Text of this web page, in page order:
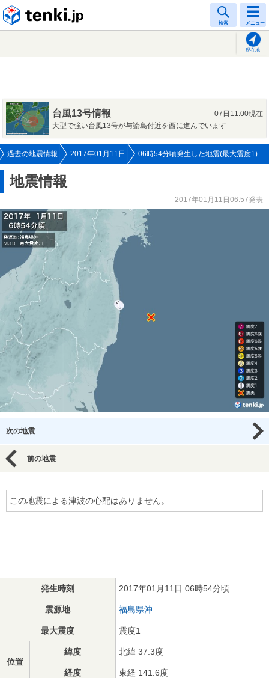
検索 メニュー
現在地
台風13号情報
07日11:00現在
大型で強い台風13号が与論島付近を西に進んでいます
過去の地震情報 2017年01月11日 06時54分頃発生した地震(最大震度1)
地震情報
2017年01月11日06:57発表
次の地震
前の地震
この地震による津波の心配はありません。
発生時刻 2017年01月11日 06時54分頃
震源地 福島県沖
最大震度 震度1
位置
緯度 北緯 37.3度
経度 東経 141.6度